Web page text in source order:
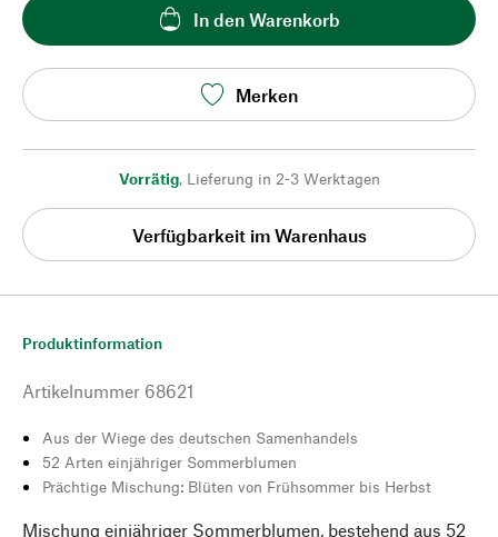
In den Warenkorb
Merken
Vorrätig, Lieferung in 2-3 Werktagen
Verfügbarkeit im Warenhaus
Produktinformation
Artikelnummer 68621
Aus der Wiege des deutschen Samenhandels
52 Arten einjähriger Sommerblumen
Prächtige Mischung: Blüten von Frühsommer bis Herbst
Mischung einjähriger Sommerblumen, bestehend aus 52